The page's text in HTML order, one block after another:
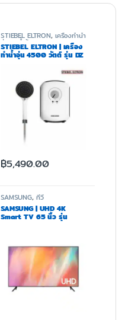
STIEBEL ELTRON, เครื่องทำน้ำ
อุ่นและน้ำร้อน
STIEBEL ELTRON | เครื่อง
ทำน้ำอุ่น 4500 วัตต์ รุ่น DZ
฿5,490.00
SAMSUNG, ทีวี
SAMSUNG | UHD 4K
Smart TV 65 นิ้ว รุ่น
UA65AU7700KXXT